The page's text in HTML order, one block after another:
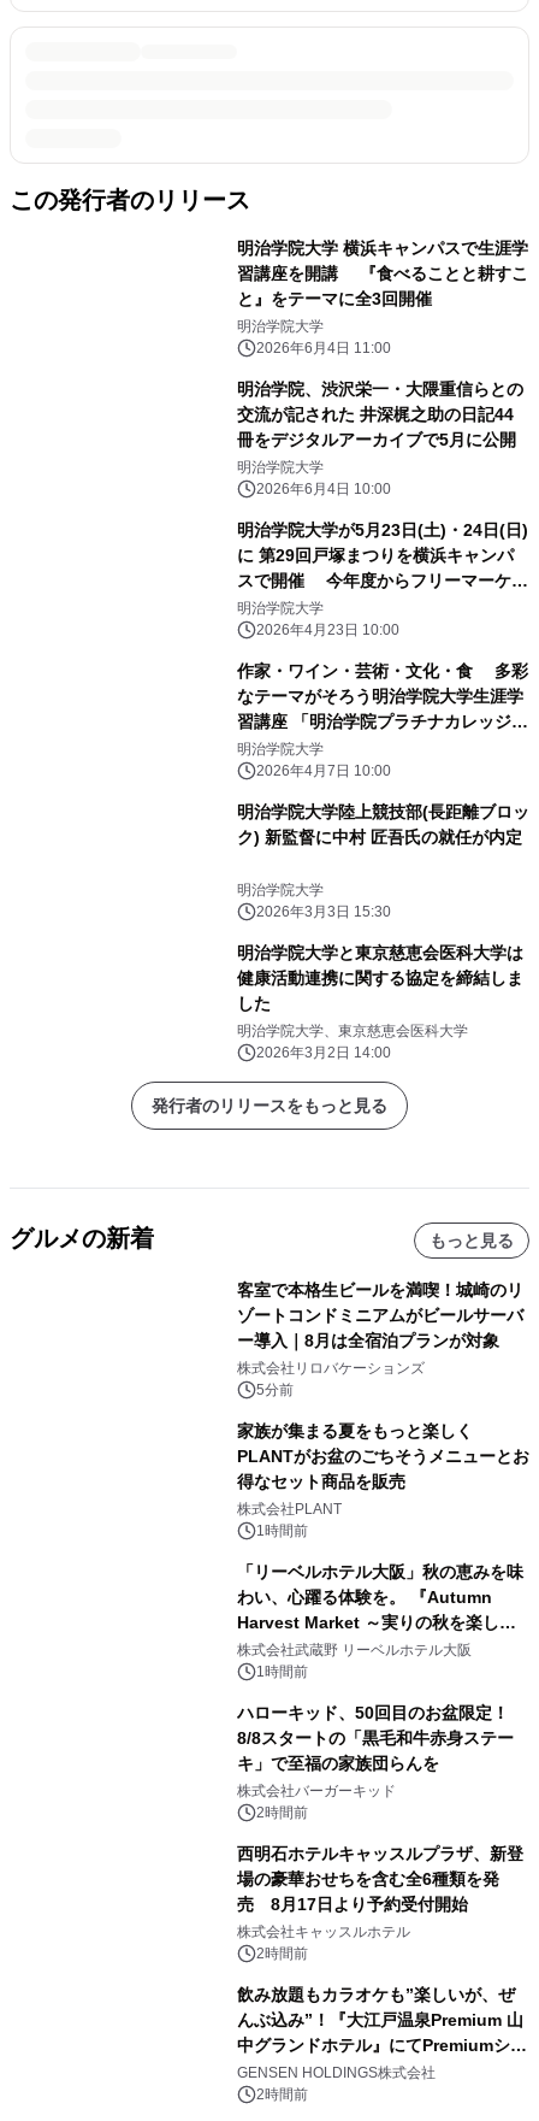
この発行者のリリース
明治学院大学 横浜キャンパスで生涯学
習講座を開講 『食べることと耕すこ
と』をテーマに全3回開催
明治学院大学
2026年6月4日 11:00
明治学院、渋沢栄一・大隈重信らとの
交流が記された 井深梶之助の日記44
冊をデジタルアーカイブで5月に公開
明治学院大学
2026年6月4日 10:00
明治学院大学が5月23日(土)・24日(日)
に 第29回戸塚まつりを横浜キャンパ
スで開催 今年度からフリーマーケッ
ト企画も復活！
明治学院大学
2026年4月23日 10:00
作家・ワイン・芸術・文化・食 多彩
なテーマがそろう明治学院大学生涯学
習講座 「明治学院プラチナカレッジ」
受付開始
明治学院大学
2026年4月7日 10:00
明治学院大学陸上競技部(長距離ブロッ
ク) 新監督に中村 匠吾氏の就任が内定
明治学院大学
2026年3月3日 15:30
明治学院大学と東京慈恵会医科大学は
健康活動連携に関する協定を締結しま
した
明治学院大学、東京慈恵会医科大学
2026年3月2日 14:00
発行者のリリースをもっと見る
グルメの新着 もっと見る
客室で本格生ビールを満喫！城崎のリ
ゾートコンドミニアムがビールサーバ
ー導入｜8月は全宿泊プランが対象
株式会社リロバケーションズ
5分前
家族が集まる夏をもっと楽しく
PLANTがお盆のごちそうメニューとお
得なセット商品を販売
株式会社PLANT
1時間前
「リーベルホテル大阪」秋の恵みを味
わい、心躍る体験を。 『Autumn
Harvest Market ～実りの秋を楽しむ
ディナー&スイーツビュッフェ～』を9
月18日より開催！
株式会社武蔵野 リーベルホテル大阪
1時間前
ハローキッド、50回目のお盆限定！
8/8スタートの「黒毛和牛赤身ステー
キ」で至福の家族団らんを
株式会社バーガーキッド
2時間前
西明石ホテルキャッスルプラザ、新登
場の豪華おせちを含む全6種類を発
売 8月17日より予約受付開始
株式会社キャッスルホテル
2時間前
飲み放題もカラオケも”楽しいが、ぜ
んぶ込み”！『大江戸温泉Premium 山
中グランドホテル』にてPremiumシリ
ーズ初のオールインクルーシブ導入
GENSEN HOLDINGS株式会社
2時間前